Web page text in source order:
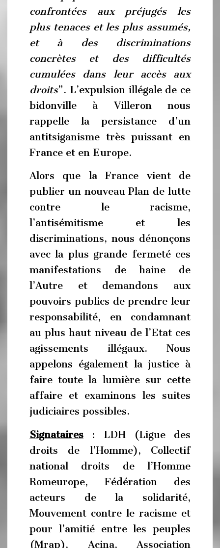
confrontées aux préjugés les
plus tenaces et les plus assumés,
et à des discriminations
concrètes et des difficultés
cumulées dans leur accès aux
droits”. L’expulsion illégale de ce
bidonville à Villeron nous
rappelle la persistance d’un
antitsiganisme très puissant en
France et en Europe.
Alors que la France vient de
publier un nouveau Plan de lutte
contre le racisme,
l’antisémitisme et les
discriminations, nous dénonçons
avec la plus grande fermeté ces
manifestations de haine de
l’Autre et demandons aux
pouvoirs publics de prendre leur
responsabilité, en condamnant
au plus haut niveau de l’Etat ces
agissements illégaux. Nous
appelons également la justice à
faire toute la lumière sur cette
affaire et examinons les suites
judiciaires possibles.
Signataires : LDH (Ligue des
droits de l’Homme), Collectif
national droits de l’Homme
Romeurope, Fédération des
acteurs de la solidarité,
Mouvement contre le racisme et
pour l’amitié entre les peuples
(Mrap), Acina, Association